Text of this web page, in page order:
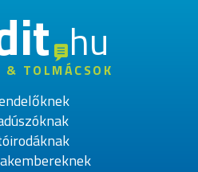
hu
& TOLMÁCSOK